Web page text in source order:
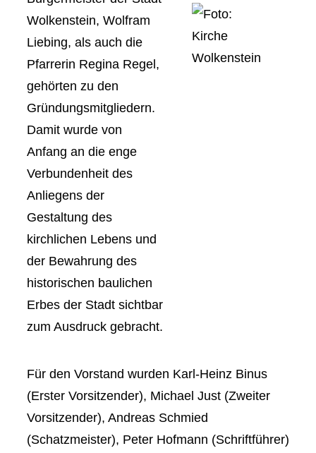
Wolkenstein, Wolfram
Liebing, als auch die
Pfarrerin Regina Regel,
gehörten zu den
Gründungsmitgliedern.
Damit wurde von
Anfang an die enge
Verbundenheit des
Anliegens der
Gestaltung des
kirchlichen Lebens und
der Bewahrung des
historischen baulichen
Erbes der Stadt sichtbar
zum Ausdruck gebracht.
Für den Vorstand wurden Karl-Heinz Binus
(Erster Vorsitzender), Michael Just (Zweiter
Vorsitzender), Andreas Schmied
(Schatzmeister), Peter Hofmann (Schriftführer)